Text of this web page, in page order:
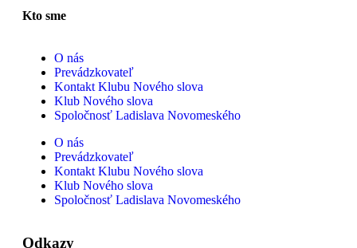
Kto sme
O nás
Prevádzkovateľ
Kontakt Klubu Nového slova
Klub Nového slova
Spoločnosť Ladislava Novomeského
O nás
Prevádzkovateľ
Kontakt Klubu Nového slova
Klub Nového slova
Spoločnosť Ladislava Novomeského
Odkazy